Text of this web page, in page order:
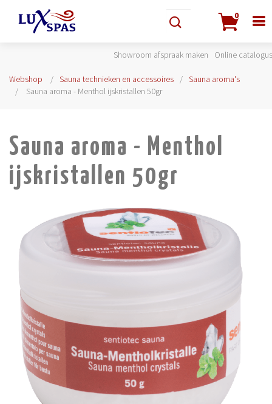
0
Showroom afspraak maken Online catalogus
Webshop Sauna technieken en accessoires
Sauna aroma's
Sauna aroma - Menthol ijskristallen 50gr
Sauna aroma - Menthol
ijskristallen 50gr